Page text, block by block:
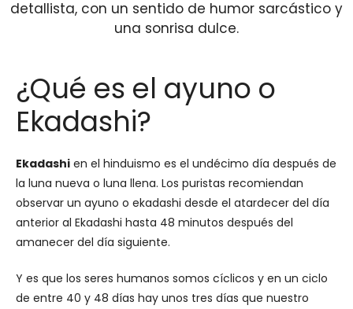
detallista, con un sentido de humor sarcástico y
una sonrisa dulce.
¿Qué es el ayuno o
Ekadashi?
Ekadashi en el hinduismo es el undécimo día después de
la luna nueva o luna llena. Los puristas recomiendan
observar un ayuno o ekadashi desde el atardecer del día
anterior al Ekadashi hasta 48 minutos después del
amanecer del día siguiente.
Y es que los seres humanos somos cíclicos y en un ciclo
de entre 40 y 48 días hay unos tres días que nuestro